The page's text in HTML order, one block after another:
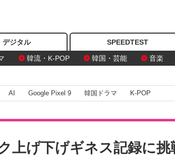
デジタル SPEEDTEST
韓流・K-POP 韓国・芸能 音楽
AI Google Pixel 9 韓国ドラマ K-POP
上げ下げギネス記録に挑